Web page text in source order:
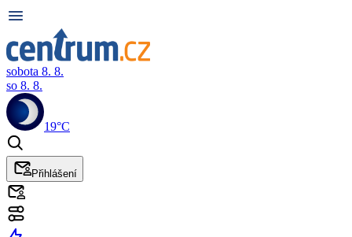
sobota 8. 8.
so 8. 8.
19°C
Přihlášení